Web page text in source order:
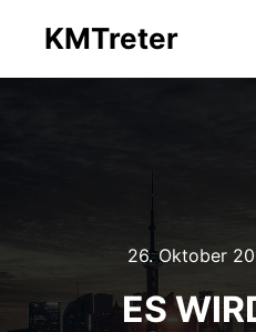
KMTreter
26. Oktober
ES